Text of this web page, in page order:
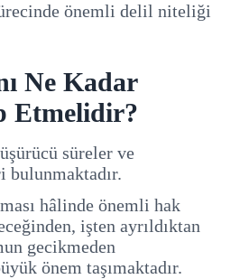
önemli delil niteliği
Ne Kadar
Etmelidir?
süreler ve
bulunmaktadır.
hâlinde önemli hak
işten ayrıldıktan
gecikmeden
önem taşımaktadır.